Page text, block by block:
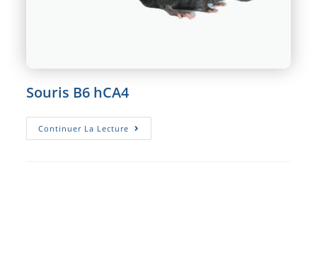
Souris B6 hCA4
Continuer La Lecture Souris
B6